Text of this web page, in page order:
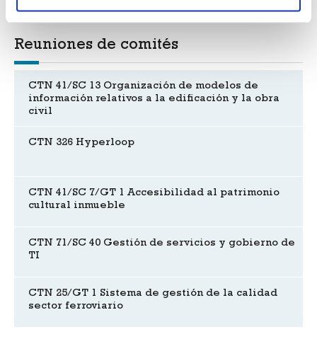
Reuniones de comités
CTN 41/SC 13 Organización de modelos de
información relativos a la edificación y la obra
civil
CTN 326 Hyperloop
CTN 41/SC 7/GT 1 Accesibilidad al patrimonio
cultural inmueble
CTN 71/SC 40 Gestión de servicios y gobierno de
TI
CTN 25/GT 1 Sistema de gestión de la calidad
sector ferroviario